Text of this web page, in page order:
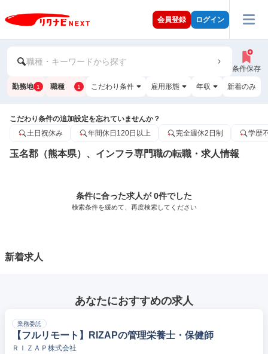
会員登録 ログイン
職種・キーワードから探す
条件保存
勤務地 1 職種 1 こだわり条件 雇用形態 年収 新着のみ
こだわり条件の追加設定を忘れていませんか？
土日祝休み
年間休日120日以上 完全週休2日制 学歴
玉名郡（熊本県）、インフラ専門職の転職・求人情報
条件に合った求人が 0件でした
検索条件を緩めて、再度検索してください
新着求人
あなたにおすすめの求人
業務委託
【フルリモート】RIZAPの管理栄養士・保健師
ＲＩＺＡＰ株式会社